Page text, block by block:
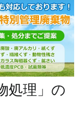
処理」の